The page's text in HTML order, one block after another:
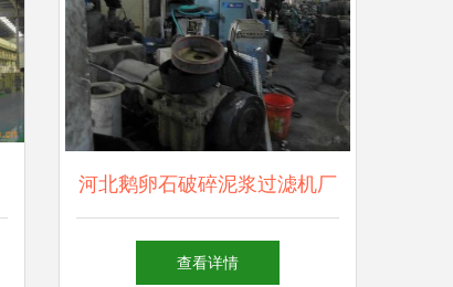
河北鹅卵石破碎泥浆过滤机厂
家与洗沙污水处理环保设备制
查看详情